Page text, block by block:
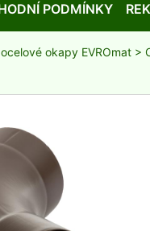
PODMÍNKY
okapy EVROmat >